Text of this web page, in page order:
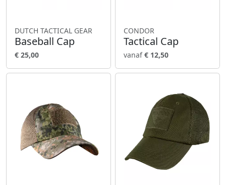
DUTCH TACTICAL GEAR
Baseball Cap
€ 25,00
CONDOR
Tactical Cap
vanaf€ 12,50